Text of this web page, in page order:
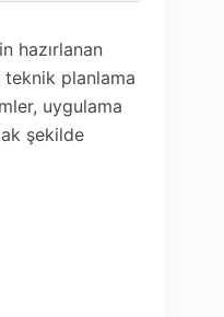
hazırlanan
teknik planlama
uygulama
şekilde